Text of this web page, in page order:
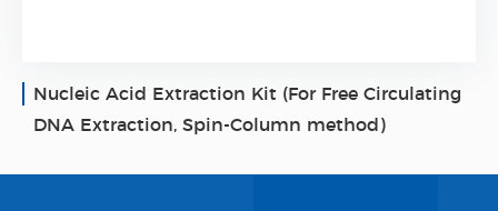
Nucleic Acid Extraction Kit (For Free Circulating
DNA Extraction, Spin-Column method)